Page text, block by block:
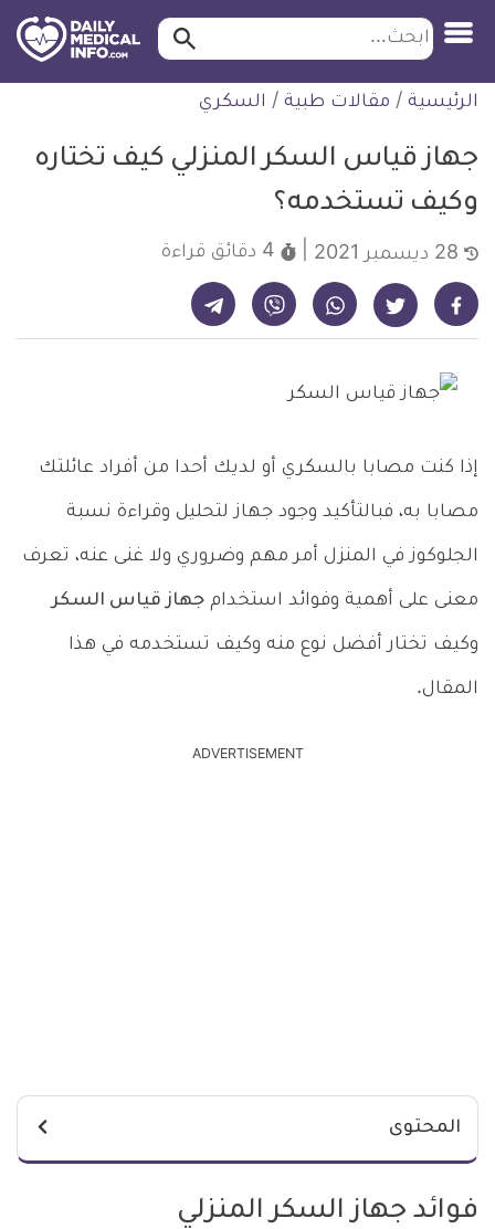
التخطي
للمحتوى
ابحث ابحث…
الرئيسية / مقالات طبية / السكري
جهاز قياس السكر المنزلي كيف تختاره
وكيف تستخدمه؟
4 دقائق قراءة
شارك على فيسبوك - ديلي ميديكال انفو شارك على تويتر - ديلي ميديكال انفو شارك على واتساب - ديلي ميديكال انفو شارك على فايبر - ديلي ميديكال انفو شارك على تيليجرام - ديلي ميديكال انفو
إذا كنت مصابا بالسكري أو لديك أحدا من أفراد عائلتك
مصابا به، فبالتأكيد وجود جهاز لتحليل وقراءة نسبة
الجلوكوز في المنزل أمر مهم وضروري ولا غنى عنه، تعرف
معنى على أهمية وفوائد استخدام جهاز قياس السكر
وكيف تختار أفضل نوع منه وكيف تستخدمه في هذا
المقال.
ADVERTISEMENT
المحتوى
فوائد جهاز السكر المنزلي